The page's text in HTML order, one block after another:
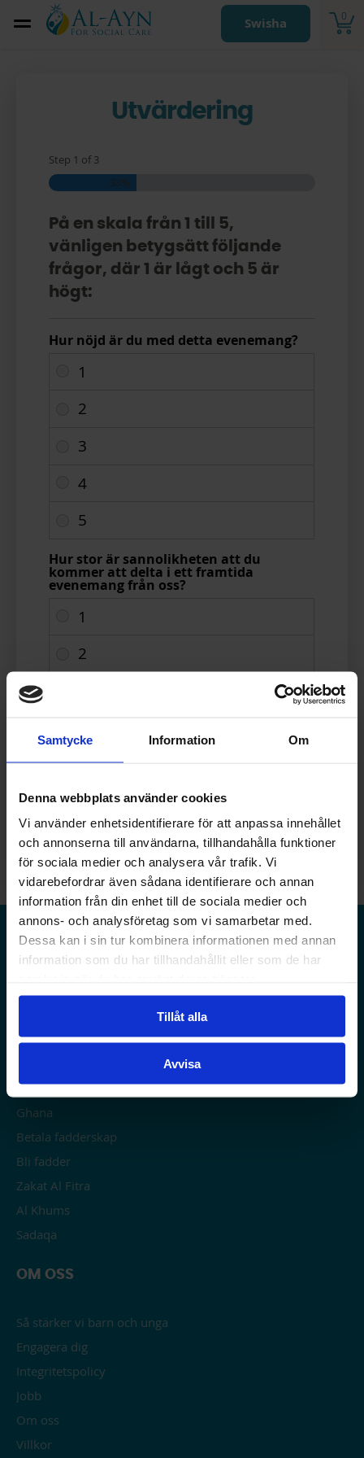
Samtycke Information Om
Denna webbplats använder cookies
Vi använder enhetsidentifierare för att anpassa innehållet
och annonserna till användarna, tillhandahålla funktioner
för sociala medier och analysera vår trafik. Vi
vidarebefordrar även sådana identifierare och annan
information från din enhet till de sociala medier och
annons- och analysföretag som vi samarbetar med.
Dessa kan i sin tur kombinera informationen med annan
information som du har tillhandahållit eller som de har
Tillåt alla
Avvisa
0
Swisha
Utvärdering
Step 1 of3
33%
På en skala från 1 till 5,
vänligen betygsätt följande
frågor, där 1 är lågt och 5 är
högt:
Hur nöjd är du med detta evenemang?
Hur stor är sannolikheten att du
kommer att delta i ett framtida
evenemang från oss?
Ghana
Betala fadderskap
Bli fadder
Zakat Al Fitra
Al Khums
Sadaqa
OM OSS
Så stärker vi barn och unga
Engagera dig
Integritetspolicy
Jobb
Om oss
Villkor